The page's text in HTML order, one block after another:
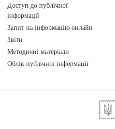
Доступ до публічної
інформації
Запит на інформацію онлайн
Звіти
Методичні матеріали
Облік публічної інформації